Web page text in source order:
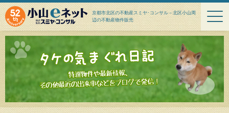
京都市北区の不動産スミヤ･コンサル－北区小山周
辺の不動産物件販売